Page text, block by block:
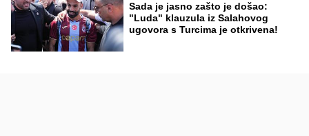
Sada je jasno zašto je došao:
"Luda" klauzula iz Salahovog
ugovora s Turcima je otkrivena!